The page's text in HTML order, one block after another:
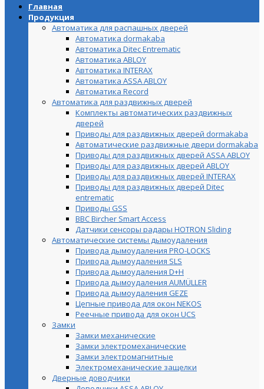
Главная
Продукция
Автоматика для распашных дверей
Автоматика dormakaba
Автоматика Ditec Entrematic
Автоматика ABLOY
Автоматика INTERAX
Автоматика ASSA ABLOY
Автоматика Record
Автоматика для раздвижных дверей
Комплекты автоматических раздвижных
дверей
Приводы для раздвижных дверей dormakaba
Автоматические раздвижные двери dormakaba
Приводы для раздвижных дверей ASSA ABLOY
Приводы для раздвижных дверей ABLOY
Приводы для раздвижных дверей INTERAX
Приводы для раздвижных дверей Ditec
entrematic
Приводы GSS
BBC Bircher Smart Access
Датчики сенсоры радары HOTRON Sliding
Автоматические системы дымоудаления
Привода дымоудаления PRO-LOCKS
Привода дымоудаления SLS
Привода дымоудаления D+H
Привода дымоудаления AUMÜLLER
Привода дымоудаления GEZE
Цепные привода для окон NEKOS
Реечные привода для окон UСS
Замки
Замки механические
Замки электромеханические
Замки электромагнитные
Электромеханические защелки
Дверные доводчики